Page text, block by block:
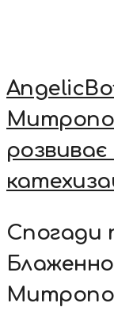
Спогади